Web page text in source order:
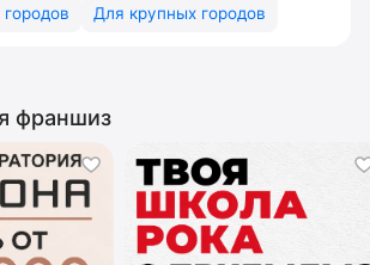
Для крупных городов
франшиз